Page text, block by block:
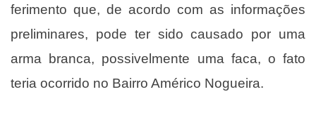
ferimento que, de acordo com as informações
preliminares, pode ter sido causado por uma
arma branca, possivelmente uma faca, o fato
teria ocorrido no Bairro Américo Nogueira.